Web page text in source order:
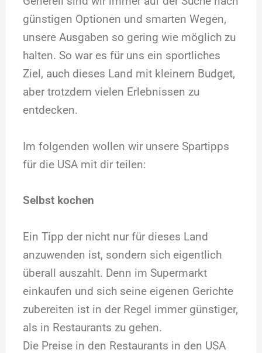
günstigen Optionen und smarten Wegen,
unsere Ausgaben so gering wie möglich zu
halten. So war es für uns ein sportliches
Ziel, auch dieses Land mit kleinem Budget,
aber trotzdem vielen Erlebnissen zu
entdecken.
Im folgenden wollen wir unsere Spartipps
für die USA mit dir teilen:
Selbst kochen
Ein Tipp der nicht nur für dieses Land
anzuwenden ist, sondern sich eigentlich
überall auszahlt. Denn im Supermarkt
einkaufen und sich seine eigenen Gerichte
zubereiten ist in der Regel immer günstiger,
als in Restaurants zu gehen.
Die Preise in den Restaurants in den USA